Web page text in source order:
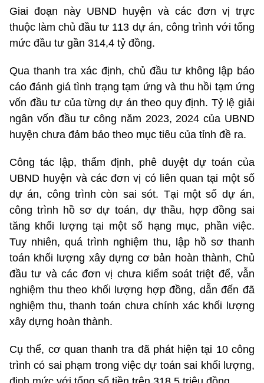
Giai đoạn này UBND huyện và các đơn vị trực
thuộc làm chủ đầu tư 113 dự án, công trình với tổng
mức đầu tư gần 314,4 tỷ đồng.
Qua thanh tra xác định, chủ đầu tư không lập báo
cáo đánh giá tình trạng tạm ứng và thu hồi tạm ứng
vốn đầu tư của từng dự án theo quy định. Tỷ lệ giải
ngân vốn đầu tư công năm 2023, 2024 của UBND
huyện chưa đảm bảo theo mục tiêu của tỉnh đề ra.
Công tác lập, thẩm định, phê duyệt dự toán của
UBND huyện và các đơn vị có liên quan tại một số
dự án, công trình còn sai sót. Tại một số dự án,
công trình hồ sơ dự toán, dự thầu, hợp đồng sai
tăng khối lượng tại một số hạng mục, phần việc.
Tuy nhiên, quá trình nghiệm thu, lập hồ sơ thanh
toán khối lượng xây dựng cơ bản hoàn thành, Chủ
đầu tư và các đơn vị chưa kiểm soát triệt để, vẫn
nghiệm thu theo khối lượng hợp đồng, dẫn đến đã
nghiệm thu, thanh toán chưa chính xác khối lượng
xây dựng hoàn thành.
Cụ thể, cơ quan thanh tra đã phát hiện tại 10 công
trình có sai phạm trong việc dự toán sai khối lượng,